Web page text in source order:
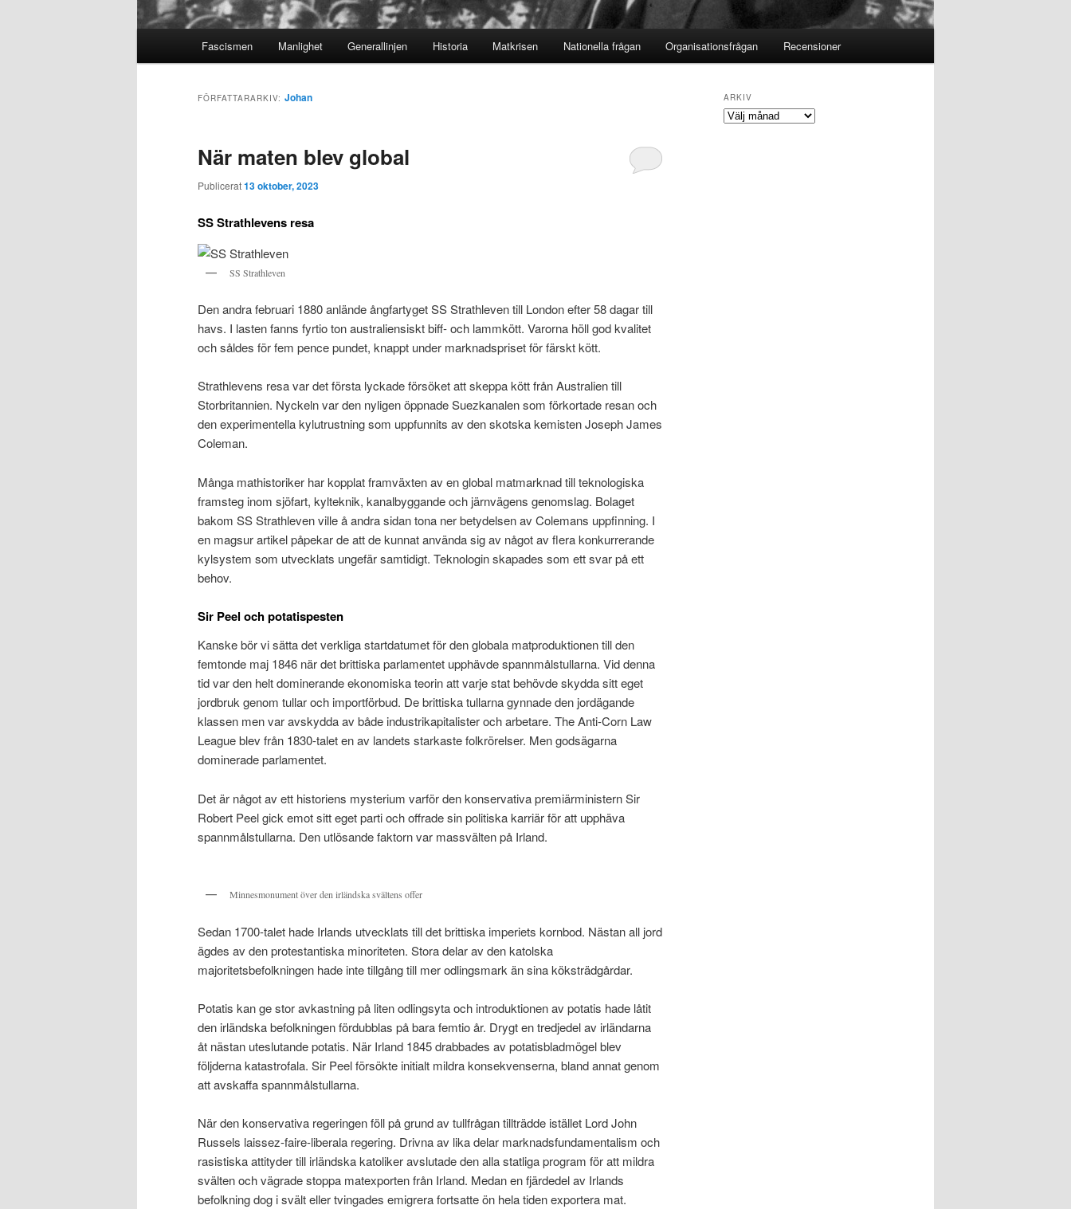
Fascismen Manlighet Generallinjen Historia Matkrisen Nationella frågan Organisationsfrågan Recensioner
FÖRFATTARARKIV: Johan
När maten blev global
Publicerat13 oktober, 2023
SS Strathlevens resa
SS Strathleven
Den andra februari 1880 anlände ångfartyget SS Strathleven till London efter 58 dagar till
havs. I lasten fanns fyrtio ton australiensiskt biff- och lammkött. Varorna höll god kvalitet
och såldes för fem pence pundet, knappt under marknadspriset för färskt kött.
Strathlevens resa var det första lyckade försöket att skeppa kött från Australien till
Storbritannien. Nyckeln var den nyligen öppnade Suezkanalen som förkortade resan och
den experimentella kylutrustning som uppfunnits av den skotska kemisten Joseph James
Coleman.
Många mathistoriker har kopplat framväxten av en global matmarknad till teknologiska
framsteg inom sjöfart, kylteknik, kanalbyggande och järnvägens genomslag. Bolaget
bakom SS Strathleven ville å andra sidan tona ner betydelsen av Colemans uppfinning. I
en magsur artikel påpekar de att de kunnat använda sig av något av flera konkurrerande
kylsystem som utvecklats ungefär samtidigt. Teknologin skapades som ett svar på ett
behov.
Sir Peel och potatispesten
Kanske bör vi sätta det verkliga startdatumet för den globala matproduktionen till den
femtonde maj 1846 när det brittiska parlamentet upphävde spannmålstullarna. Vid denna
tid var den helt dominerande ekonomiska teorin att varje stat behövde skydda sitt eget
jordbruk genom tullar och importförbud. De brittiska tullarna gynnade den jordägande
klassen men var avskydda av både industrikapitalister och arbetare. The Anti-Corn Law
League blev från 1830-talet en av landets starkaste folkrörelser. Men godsägarna
dominerade parlamentet.
Det är något av ett historiens mysterium varför den konservativa premiärministern Sir
Robert Peel gick emot sitt eget parti och offrade sin politiska karriär för att upphäva
spannmålstullarna. Den utlösande faktorn var massvälten på Irland.
Minnesmonument över den irländska svältens offer
Sedan 1700-talet hade Irlands utvecklats till det brittiska imperiets kornbod. Nästan all jord
ägdes av den protestantiska minoriteten. Stora delar av den katolska
majoritetsbefolkningen hade inte tillgång till mer odlingsmark än sina köksträdgårdar.
Potatis kan ge stor avkastning på liten odlingsyta och introduktionen av potatis hade låtit
den irländska befolkningen fördubblas på bara femtio år. Drygt en tredjedel av irländarna
åt nästan uteslutande potatis. När Irland 1845 drabbades av potatisbladmögel blev
följderna katastrofala. Sir Peel försökte initialt mildra konsekvenserna, bland annat genom
att avskaffa spannmålstullarna.
När den konservativa regeringen föll på grund av tullfrågan tillträdde istället Lord John
Russels laissez-faire-liberala regering. Drivna av lika delar marknadsfundamentalism och
rasistiska attityder till irländska katoliker avslutade den alla statliga program för att mildra
svälten och vägrade stoppa matexporten från Irland. Medan en fjärdedel av Irlands
befolkning dog i svält eller tvingades emigrera fortsatte ön hela tiden exportera mat.
ARKIV
Arkiv